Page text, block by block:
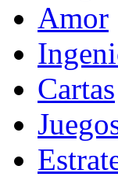
Amor
Cartas